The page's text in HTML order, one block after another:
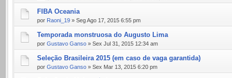
FIBA Oceania
por Raoni_19 » Seg Ago 17, 2015 6:55 pm
Temporada monstruosa do Augusto Lima
por Gustavo Ganso » Sex Jul 31, 2015 12:34 am
Seleção Brasileira 2015 (em caso de vaga garantida)
por Gustavo Ganso » Sex Mar 13, 2015 6:20 pm